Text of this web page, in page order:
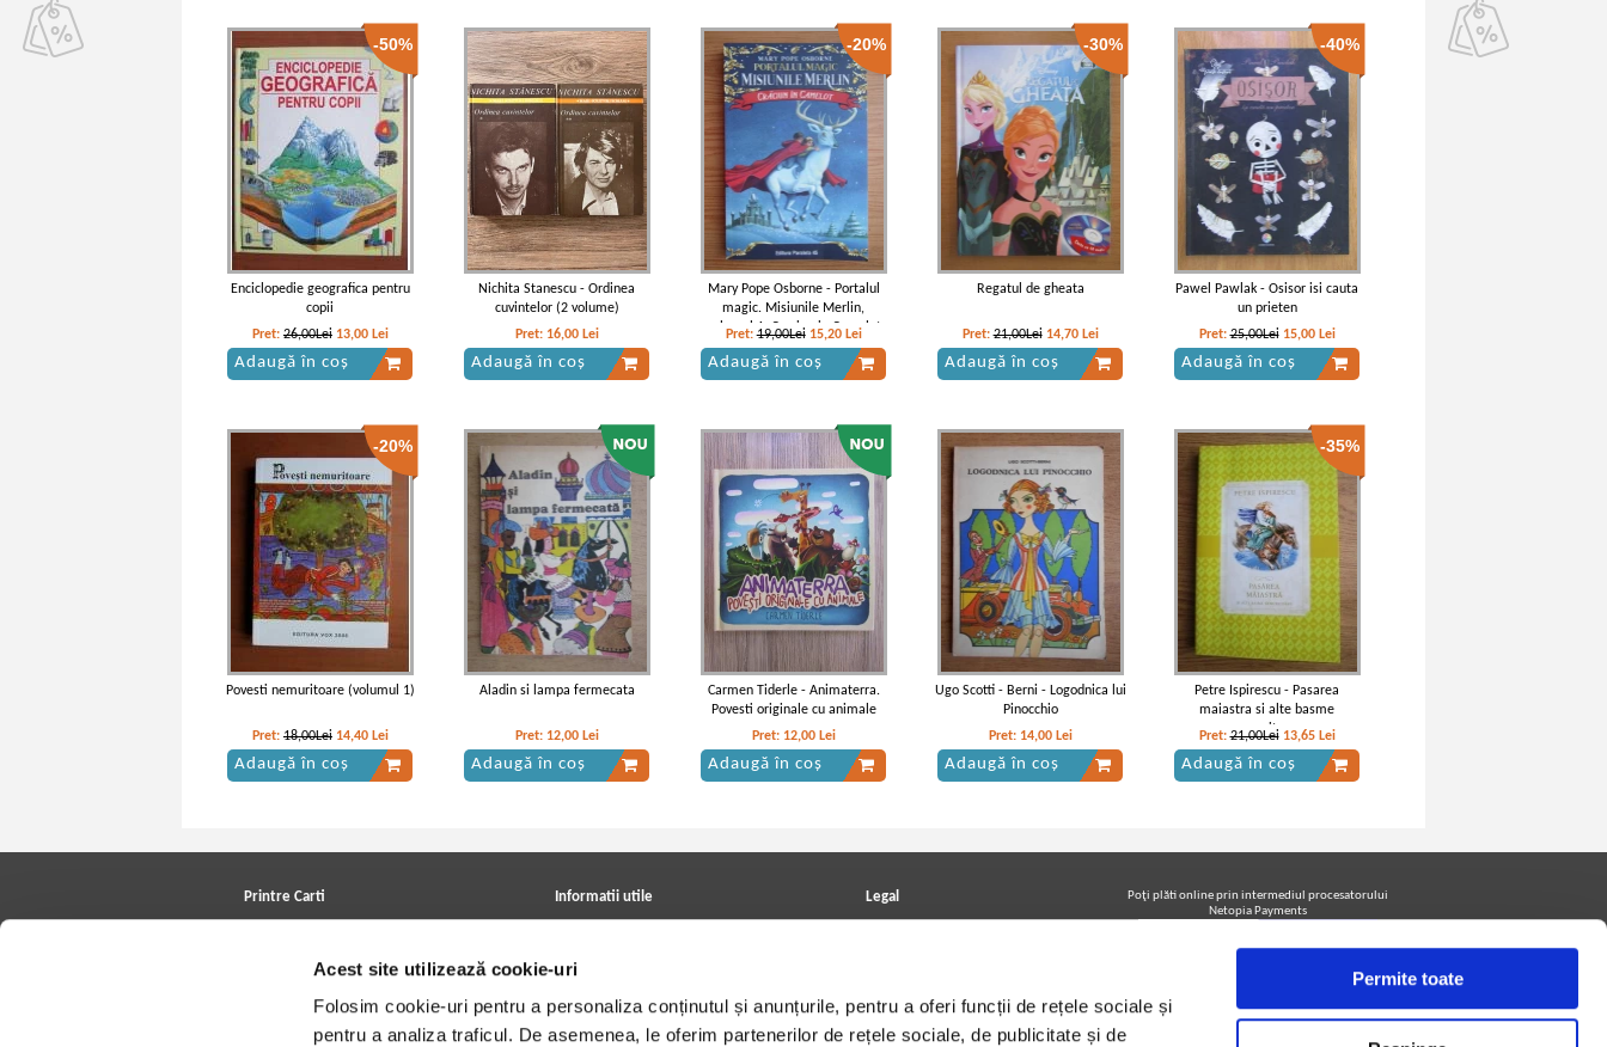
Acest site utilizează cookie-uri
Folosim cookie-uri pentru a personaliza conținutul și anunțurile, pentru a oferi funcții de rețele sociale și
pentru a analiza traficul. De asemenea, le oferim partenerilor de rețele sociale, de publicitate și de
Permite toate
-50%
Enciclopedie geografica pentru
copii
Pret: 26,00Lei 13,00 Lei
Adaugă în coș
Nichita Stanescu - Ordinea
cuvintelor (2 volume)
Pret: 16,00 Lei
Adaugă în coș
-20%
Mary Pope Osborne - Portalul
magic. Misiunile Merlin,
volumul 1. Craciun in Camelot
Pret:19,00Lei 15,20 Lei
Adaugă în coș
-30%
Regatul de gheata
Pret:21,00Lei 14,70 Lei
Adaugă în coș
-40%
Pawel Pawlak - Osisor isi cauta
un prieten
Pret:25,00Lei 15,00 Lei
Adaugă în coș
-20%
Povesti nemuritoare (volumul 1)
Pret: 18,00Lei 14,40 Lei
Adaugă în coș
Aladin si lampa fermecata
Pret: 12,00 Lei
Adaugă în coș
Carmen Tiderle - Animaterra.
Povesti originale cu animale
Pret: 12,00 Lei
Adaugă în coș
Ugo Scotti - Berni - Logodnica lui
Pinocchio
Pret: 14,00 Lei
Adaugă în coș
-35%
Petre Ispirescu - Pasarea
maiastra si alte basme
nemuritoare
Pret:21,00Lei 13,65 Lei
Adaugă în coș
Printre Carti
Cele mai căutate cărți
Informatii utile
Contact
Politica de livrare
Legal
Utilizare cookie-uri
Poţi plăti online prin intermediul procesatorului
Netopia Payments
Urmăreşte-ne pe facebook pentru a fi la curent cu
promoţiile PrintreCarti.ro